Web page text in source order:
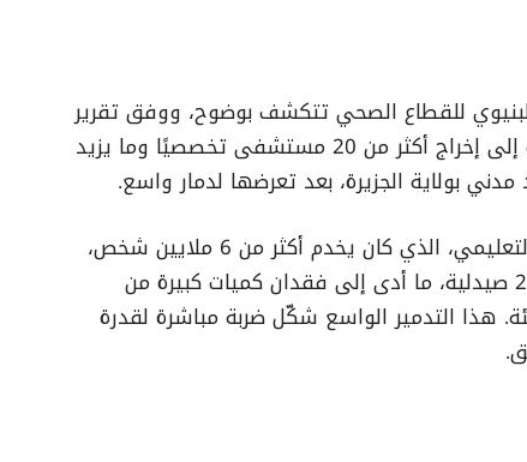
الانهيار البنيوي للقطاع الصحي تتكشف بوضوح، ووفق تقرير
قناة الجزيرة نُشر في يناير 2025، أدت الحرب إلى إخراج أكثر من 20 مستشفى تخصصيًا وما يزيد
وأشار التقرير إلى أن مستشفى ود مدني التعليمي، الذي كان يخدم أكثر من 6 ملايين شخص،
تعرض لأضرار جسيمة، كما دُمرت أكثر من 200 صيدلية، ما أدى إلى فقدان كميات كبيرة من
هذا التدمير الواسع شكّل ضربة مباشرة لقدرة